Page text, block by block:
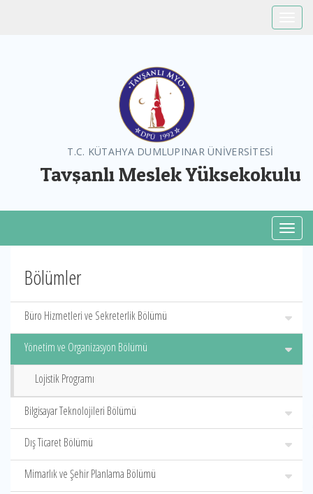
T.C. KÜTAHYA DUMLUPINAR ÜNİVERSİTESİ
Tavşanlı Meslek Yüksekokulu
Bölümler
Büro Hizmetleri ve Sekreterlik Bölümü
Yönetim ve Organizasyon Bölümü
Lojistik Programı
Bilgisayar Teknolojileri Bölümü
Dış Ticaret Bölümü
Mimarlık ve Şehir Planlama Bölümü